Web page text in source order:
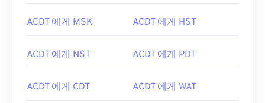
ACDT 에게 MSK ACDT 에게 HST
ACDT 에게 NST ACDT 에게 PDT
ACDT 에게 CDT ACDT 에게 WAT